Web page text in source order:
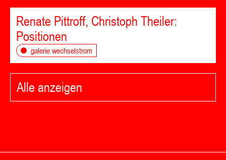
Renate Pittroff, Christoph Theiler:
Positionen
galerie wechselstrom
Alle anzeigen